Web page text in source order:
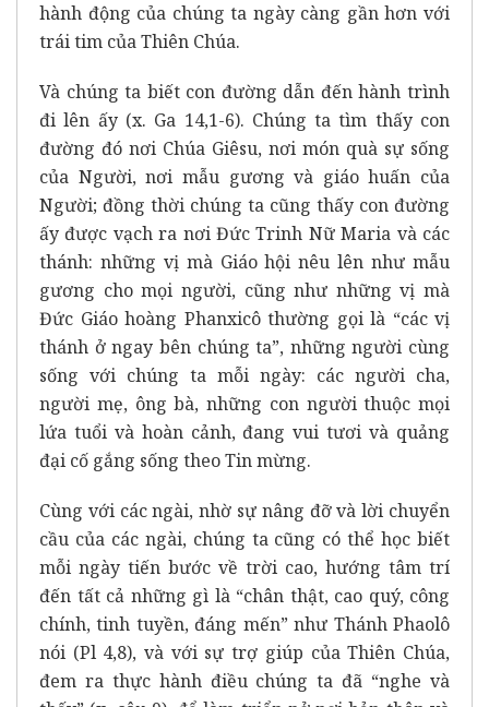
hành động của chúng ta ngày càng gần hơn với
trái tim của Thiên Chúa.
Và chúng ta biết con đường dẫn đến hành trình
đi lên ấy (x. Ga 14,1-6). Chúng ta tìm thấy con
đường đó nơi Chúa Giêsu, nơi món quà sự sống
của Người, nơi mẫu gương và giáo huấn của
Người; đồng thời chúng ta cũng thấy con đường
ấy được vạch ra nơi Đức Trinh Nữ Maria và các
thánh: những vị mà Giáo hội nêu lên như mẫu
gương cho mọi người, cũng như những vị mà
Đức Giáo hoàng Phanxicô thường gọi là “các vị
thánh ở ngay bên chúng ta”, những người cùng
sống với chúng ta mỗi ngày: các người cha,
người mẹ, ông bà, những con người thuộc mọi
lứa tuổi và hoàn cảnh, đang vui tươi và quảng
đại cố gắng sống theo Tin mừng.
Cùng với các ngài, nhờ sự nâng đỡ và lời chuyển
cầu của các ngài, chúng ta cũng có thể học biết
mỗi ngày tiến bước về trời cao, hướng tâm trí
đến tất cả những gì là “chân thật, cao quý, công
chính, tinh tuyền, đáng mến” như Thánh Phaolô
nói (Pl 4,8), và với sự trợ giúp của Thiên Chúa,
đem ra thực hành điều chúng ta đã “nghe và